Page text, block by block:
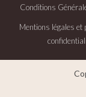
Conditions
Mentions légales et